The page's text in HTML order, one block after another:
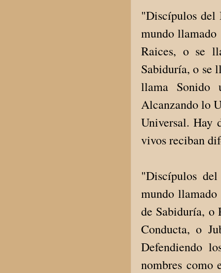
"Discípulos del
mundo
Raices, o se
Sabiduría, o se
llama Sonido
Alcanzando lo
Universal. Hay
vivos reciban
"Discípulos
mundo
de Sabiduría, o
Conducta, o
Defendiendo
nombres como